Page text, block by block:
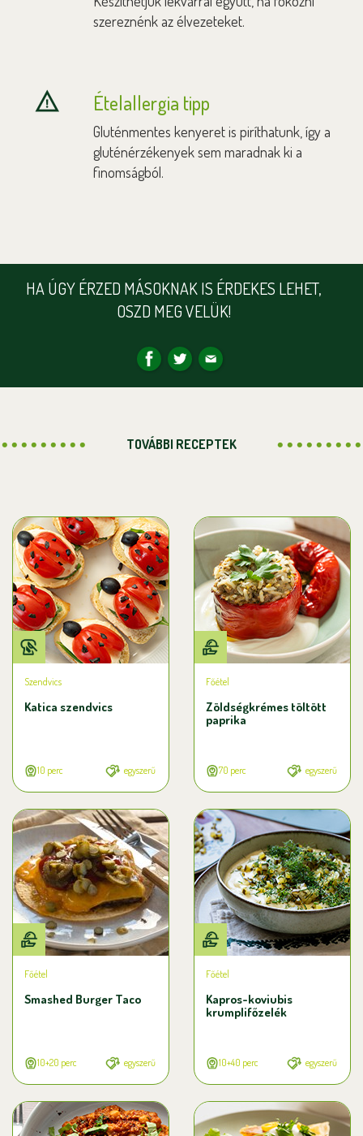
szereznénk az élvezeteket.
Ételallergia tipp
Gluténmentes kenyeret is piríthatunk, így a
gluténérzékenyek sem maradnak ki a
finomságból.
HA ÚGY ÉRZED MÁSOKNAK IS ÉRDEKES LEHET,
OSZD MEG VELÜK!
TOVÁBBI RECEPTEK
Szendvics
Katica szendvics
10 perc egyszerű
Főétel
Zöldségkrémes töltött
paprika
70 perc egyszerű
Főétel
Smashed Burger Taco
10+20 perc egyszerű
Főétel
Kapros-koviubis
krumplifőzelék
10+40 perc egyszerű